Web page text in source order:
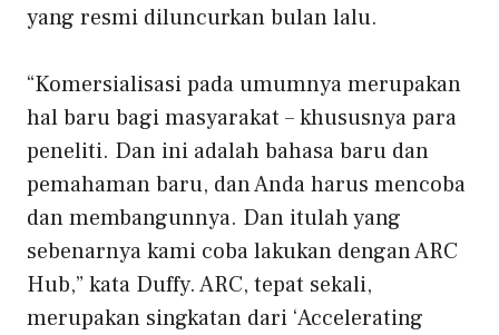
yang resmi diluncurkan bulan lalu.
“Komersialisasi pada umumnya merupakan
hal baru bagi masyarakat – khususnya para
peneliti. Dan ini adalah bahasa baru dan
pemahaman baru, dan Anda harus mencoba
dan membangunnya. Dan itulah yang
sebenarnya kami coba lakukan dengan ARC
Hub,” kata Duffy. ARC, tepat sekali,
merupakan singkatan dari ‘Accelerating